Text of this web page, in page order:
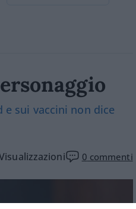
e sui vaccini non dice
0 commenti